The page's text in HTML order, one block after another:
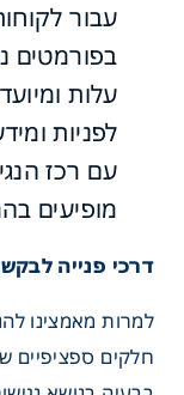
עבור
בפורמטים
עלות
לפניות
עם רכז
מופיעים
דרכי פנייה
למרות מאמצינו
חלקים ספציפיים